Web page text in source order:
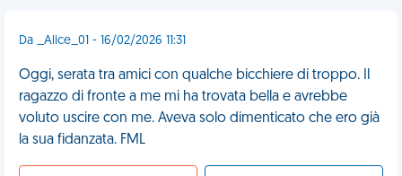
Da _Alice_01 - 16/02/2026 11:31
Oggi, serata tra amici con qualche bicchiere di troppo. Il
ragazzo di fronte a me mi ha trovata bella e avrebbe
voluto uscire con me. Aveva solo dimenticato che ero già
la sua fidanzata. FML